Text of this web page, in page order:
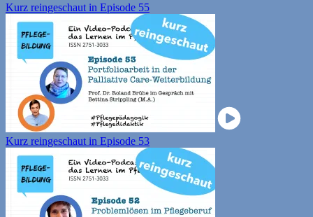
Kurz reingeschaut in Episode 55
Kurz reingeschaut in Episode 53